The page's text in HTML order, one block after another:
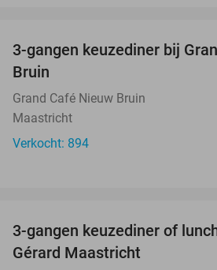
3-gangen keuzediner bij
Bruin
Grand Café Nieuw Bruin
Maastricht
Verkocht: 894
3-gangen keuzediner of
Gérard Maastricht